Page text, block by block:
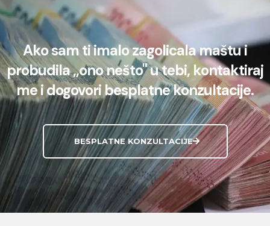
Ako sam ti imalo zagolicala maštu i
probudila „ono nešto" u tebi, kontaktiraj
me i dogovori besplatne konzultacije.
BESPLATNE KONZULTACIJE